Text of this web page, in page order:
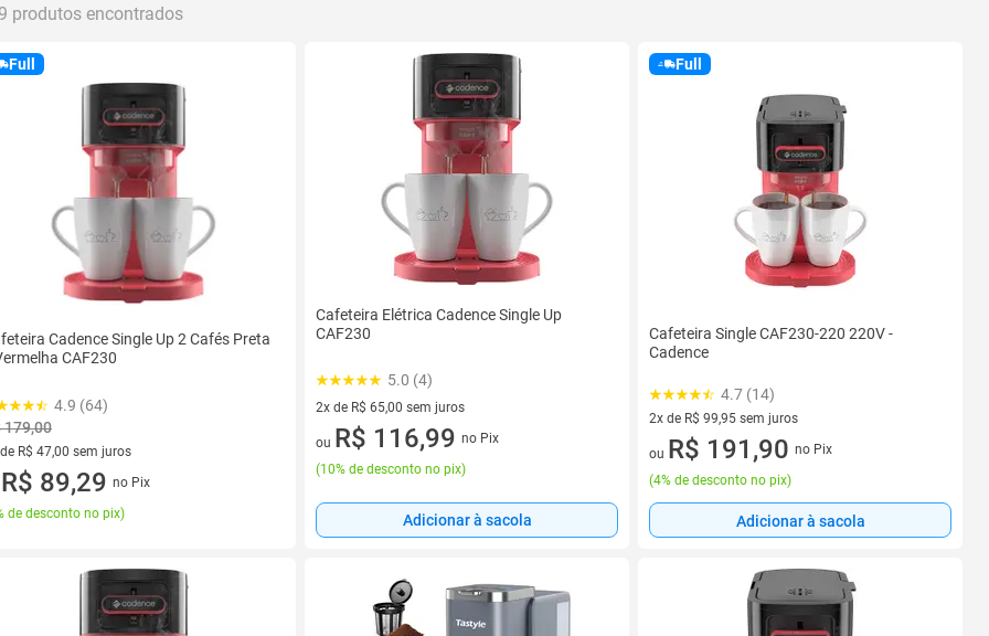
produtos encontrados
Full
Cadence Single Up 2 Cafés Preta
CAF230
4.9 (64)
179,00
R$ 47,00 sem juros
de R$ 47,00 sem juros
R$ 89,29 no Pix
de desconto no pix)
Cafeteira Elétrica Cadence Single Up
CAF230
5.0 (4)
2x de R$ 65,00 sem juros
2 vez de R$ 65,00 sem juros
ou R$ 116,99 no Pix
(10% de desconto no pix)
Adicionar à sacola
Full
Cafeteira Single CAF230-220 220V -
Cadence
4.7 (14)
2x de R$ 99,95 sem juros
2 vez de R$ 99,95 sem juros
ou R$ 191,90 no Pix
(4% de desconto no pix)
Adicionar à sacola